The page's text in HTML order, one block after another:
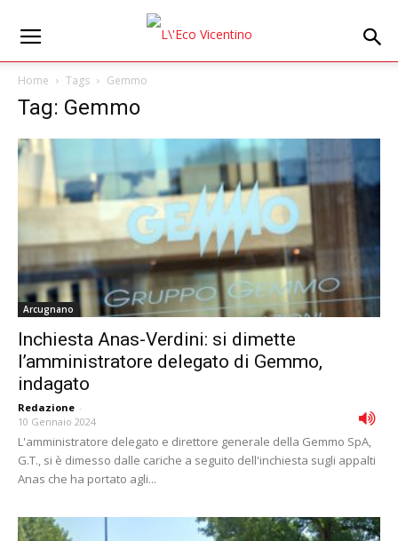
Home Tags Gemmo
Tag: Gemmo
Arcugnano
Inchiesta Anas-Verdini: si dimette
l’amministratore delegato di Gemmo,
indagato
Redazione -
10 Gennaio 2024
L'amministratore delegato e direttore generale della Gemmo SpA,
G.T., si è dimesso dalle cariche a seguito dell'inchiesta sugli appalti
Anas che ha portato agli...